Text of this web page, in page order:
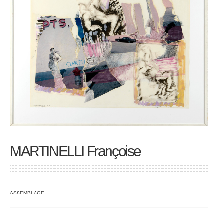
MARTINELLI Françoise
ASSEMBLAGE